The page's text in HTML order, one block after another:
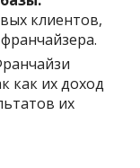
клиентов,
как их доход
их